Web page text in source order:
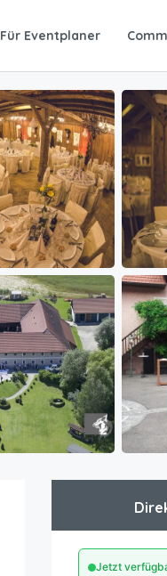
Für Eventplaner
Jetzt